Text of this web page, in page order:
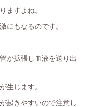
ますよね。
にもなるのです。
が拡張し血液を送り出
生じます。
起きやすいので注意し